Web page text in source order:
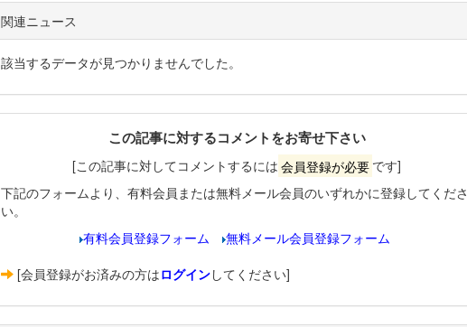
関連ニュース
該当するデータが見つかりませんでした。
この記事に対するコメントをお寄せ下さい
[この記事に対してコメントするには 会員登録が必要 です]
下記のフォームより、有料会員または無料メール会員のいずれかに登録してくださ
い。
有料会員登録フォーム
無料メール会員登録フォーム
[会員登録がお済みの方はログインしてください]